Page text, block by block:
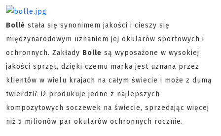
Bollé stała się synonimem jakości i cieszy się
międzynarodowym uznaniem jej okularów sportowych i
ochronnych. Zakłady Bolle są wyposażone w wysokiej
jakości sprzęt, dzięki czemu marka jest uznana przez
klientów w wielu krajach na całym świecie i może z dumą
twierdzić iż produkuje jedne z najlepszych
kompozytowych soczewek na świecie, sprzedając więcej
niż 5 milionów par okularów ochronnych rocznie.